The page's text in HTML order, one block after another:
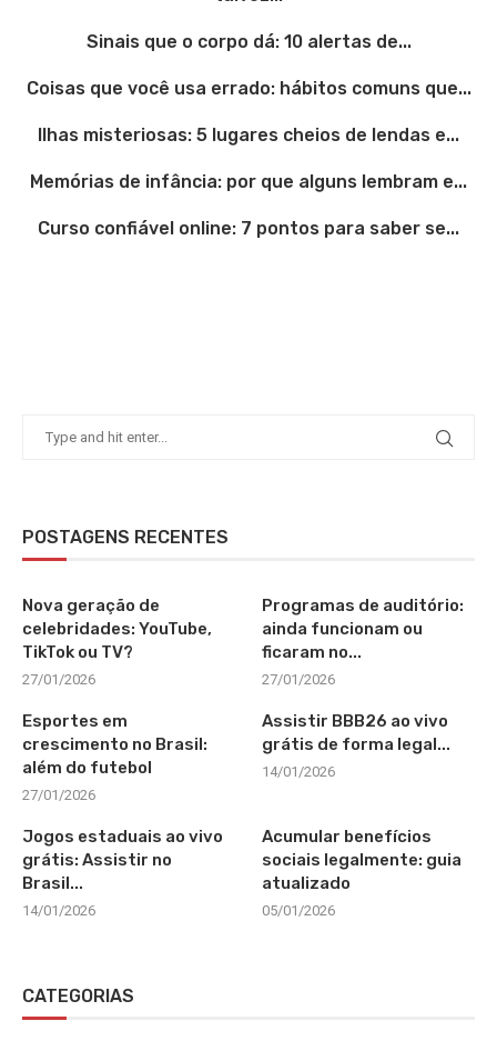
Sinais que o corpo dá: 10 alertas de...
Coisas que você usa errado: hábitos comuns que...
Ilhas misteriosas: 5 lugares cheios de lendas e...
Memórias de infância: por que alguns lembram e...
Curso confiável online: 7 pontos para saber se...
POSTAGENS RECENTES
Nova geração de
celebridades: YouTube,
TikTok ou TV?
27/01/2026
Programas de auditório:
ainda funcionam ou
ficaram no...
27/01/2026
Esportes em
crescimento no Brasil:
além do futebol
27/01/2026
Assistir BBB26 ao vivo
grátis de forma legal...
14/01/2026
Jogos estaduais ao vivo
grátis: Assistir no
Brasil...
14/01/2026
Acumular benefícios
sociais legalmente: guia
atualizado
05/01/2026
CATEGORIAS